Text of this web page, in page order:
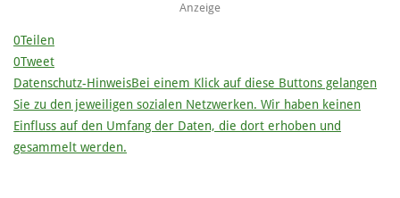
Anzeige
0Teilen
0Tweet
Datenschutz-HinweisBei einem Klick auf diese Buttons gelangen
Sie zu den jeweiligen sozialen Netzwerken. Wir haben keinen
Einfluss auf den Umfang der Daten, die dort erhoben und
gesammelt werden.